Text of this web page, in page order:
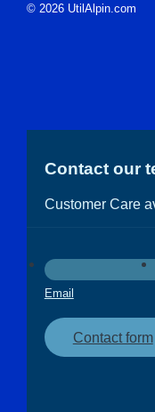
© 2026 UtilAlpin.com
Contact our
Customer Care
Email
Contact form